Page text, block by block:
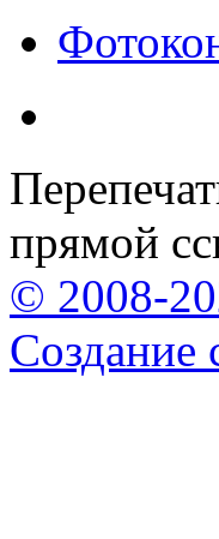
прямой
© 2008-
Создание